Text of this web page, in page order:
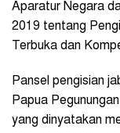
Aparatur Negara
2019 tentang
Terbuka dan
Pansel pengisian
Papua
yang dinyatakan